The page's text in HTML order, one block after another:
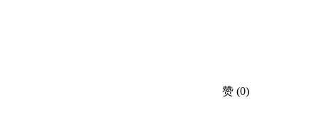
赞 (0)